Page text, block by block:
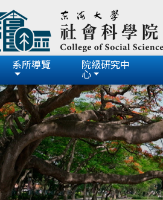
系所導覽
院級研究中
心